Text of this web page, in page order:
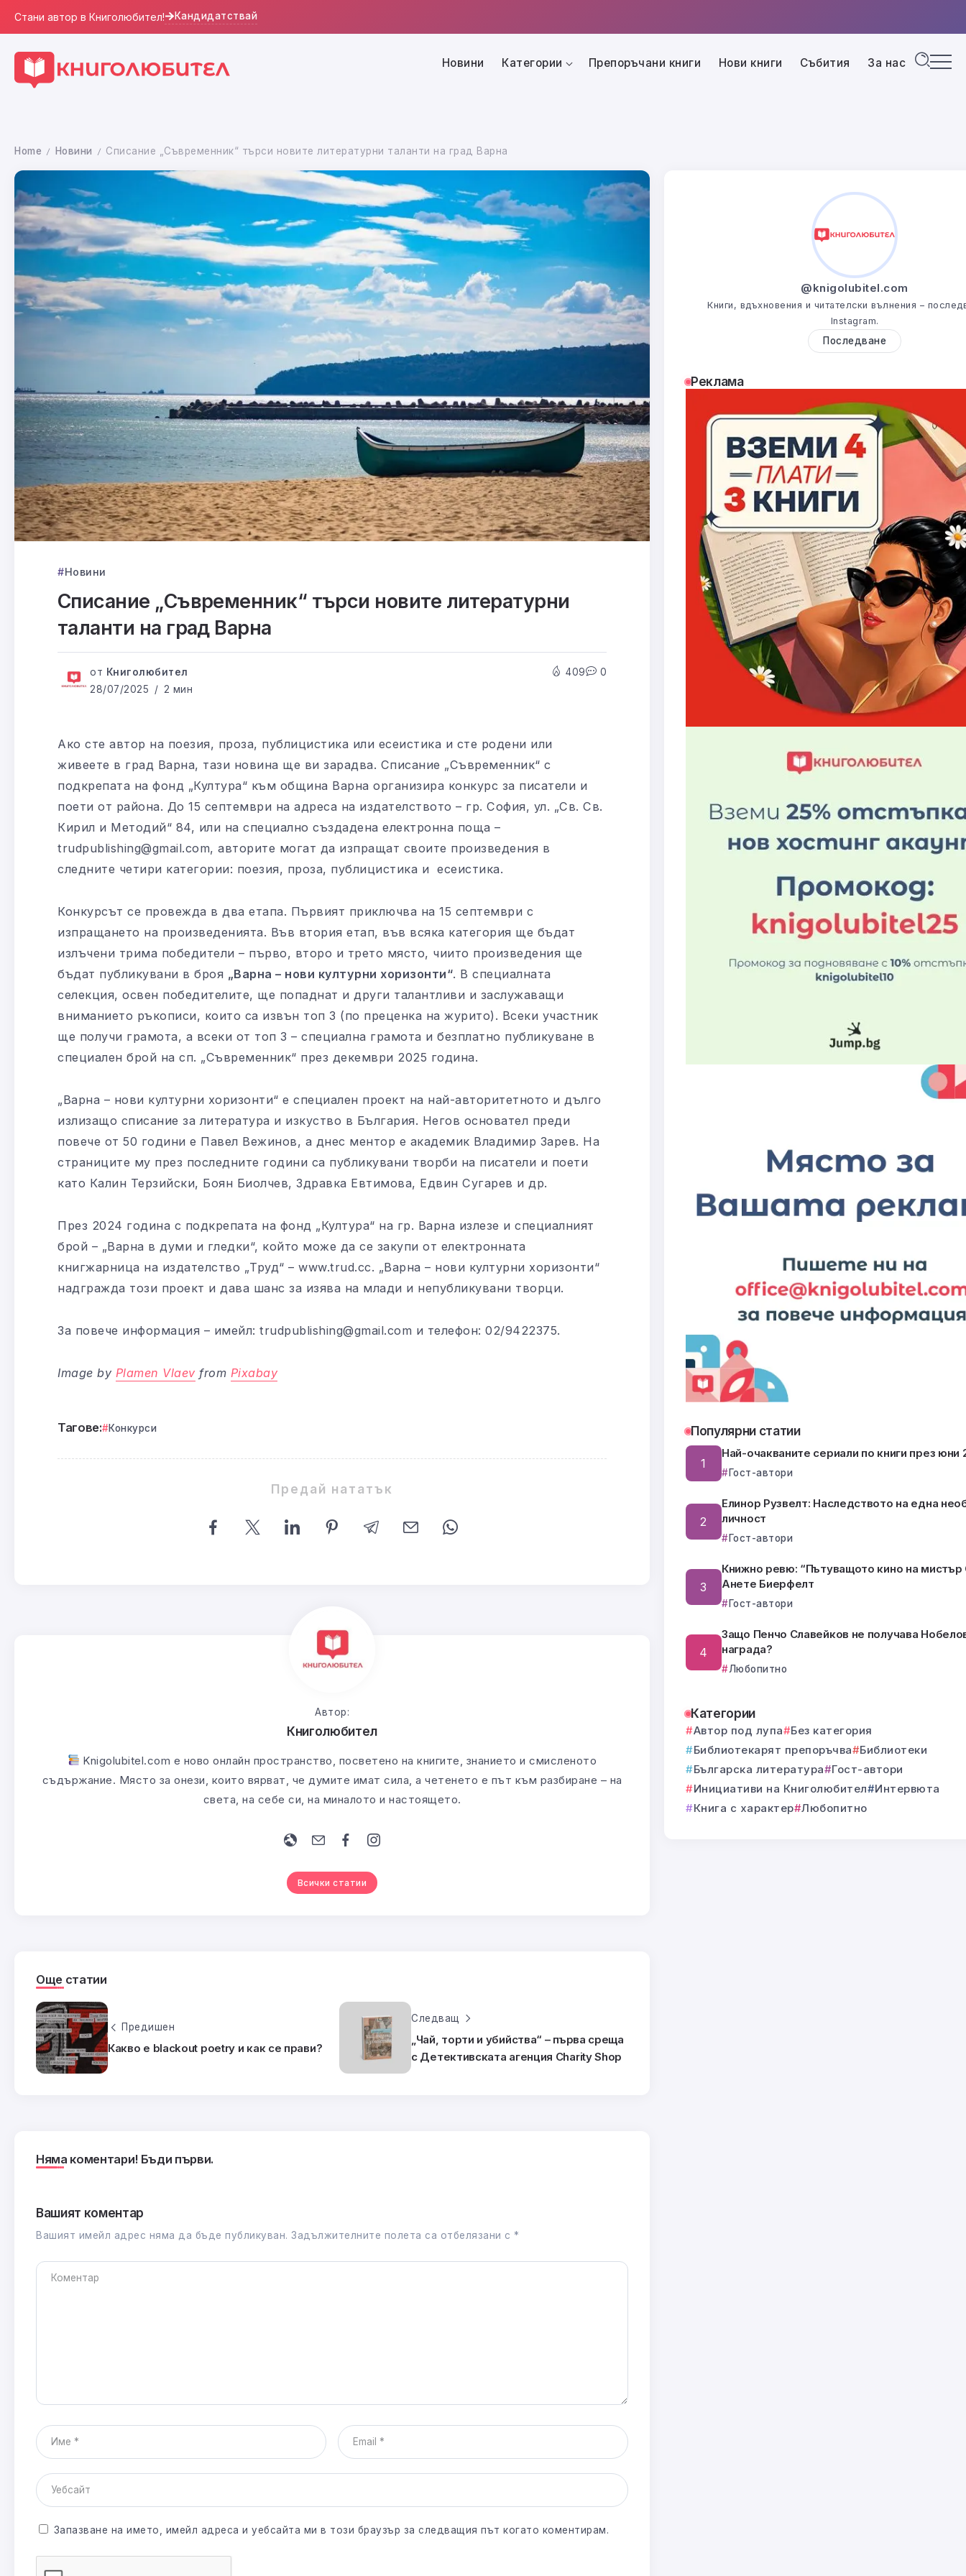
Стани автор в Книголюбител! Кандидатствай
Новини Категории Препоръчани книги Нови книги Събития За нас
Home / Новини / Списание „Съвременник“ търси новите литературни таланти на град Варна
Новини
Списание „Съвременник“ търси новите литературни
таланти на град Варна
от Книголюбител
28/07/2025
2 мин
409 0
Ако сте автор на поезия, проза, публицистика или есеистика и сте родени или
живеете в град Варна, тази новина ще ви зарадва. Списание „Съвременник“ с
подкрепата на фонд „Култура“ към община Варна организира конкурс за писатели и
поети от района. До 15 септември на адреса на издателството – гр. София, ул. „Св. Св.
Кирил и Методий“ 84, или на специално създадена електронна поща –
trudpublishing@gmail.com, авторите могат да изпращат своите произведения в
следните четири категории: поезия, проза, публицистика и есеистика.
Конкурсът се провежда в два етапа. Първият приключва на 15 септември с
изпращането на произведенията. Във втория етап, във всяка категория ще бъдат
излъчени трима победители – първо, второ и трето място, чиито произведения ще
бъдат публикувани в броя „Варна – нови културни хоризонти“. В специалната
селекция, освен победителите, ще попаднат и други талантливи и заслужаващи
вниманието ръкописи, които са извън топ 3 (по преценка на журито). Всеки участник
ще получи грамота, а всеки от топ 3 – специална грамота и безплатно публикуване в
специален брой на сп. „Съвременник“ през декември 2025 година.
„Варна – нови културни хоризонти“ е специален проект на най-авторитетното и дълго
излизащо списание за литература и изкуство в България. Негов основател преди
повече от 50 години е Павел Вежинов, а днес ментор е академик Владимир Зарев. На
страниците му през последните години са публикувани творби на писатели и поети
като Калин Терзийски, Боян Биолчев, Здравка Евтимова, Едвин Сугарев и др.
През 2024 година с подкрепата на фонд „Култура“ на гр. Варна излезе и специалният
брой – „Варна в думи и гледки“, който може да се закупи от електронната
книгжарница на издателство „Труд“ – www.trud.cc. „Варна – нови културни хоризонти“
надгражда този проект и дава шанс за изява на млади и непубликувани творци.
За повече информация – имейл: trudpublishing@gmail.com и телефон: 02/9422375.
Image by Plamen Vlaevfrom Pixabay
Тагове: Конкурси
Предай нататък
Автор:
Книголюбител
Knigolubitel.com е ново онлайн пространство, посветено на книгите, знанието и смисленото
съдържание. Място за онези, които вярват, че думите имат сила, а четенето е път към разбиране – на
света, на себе си, на миналото и настоящето.
Всички статии
Още статии
Предишен
Какво е blackout poetry и как се прави?
Следващ
„Чай, торти и убийства“ – първа среща
с Детективската агенция Charity Shop
Няма коментари! Бъди първи.
Вашият коментар
Вашият имейл адрес няма да бъде публикуван. Задължителните полета са отбелязани с *
Запазване на името, имейл адреса и уебсайта ми в този браузър за следващия път когато коментирам.
@knigolubitel.com
Книги, вдъхновения и читателски вълнения –
Instagram.
Последване
Реклама
Популярни статии
Най-очакваните сериали по книги през юни
Гост-автори
Елинор Рузвелт: Наследството на една
личност
Гост-автори
Книжно ревю: “Пътуващото кино на мистър
Анете Биерфелт
Гост-автори
Защо Пенчо Славейков не получава
награда?
Любопитно
Категории
Автор под лупа
Без категория
Библиотекарят препоръчва
Библиотеки
Българска литература
Гост-автори
Инициативи на Книголюбител
Интервюта
Книга с характер Любопитно